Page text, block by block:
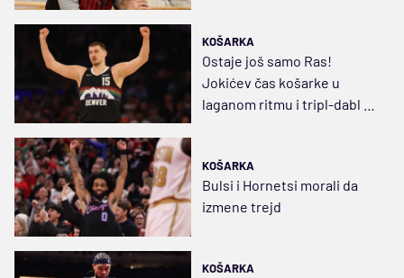
KOŠARKA
Ostaje još samo Ras!
Jokićev čas košarke u
laganom ritmu i tripl-dabl za
KOŠARKA
Bulsi i Hornetsi morali da
izmene trejd
KOŠARKA